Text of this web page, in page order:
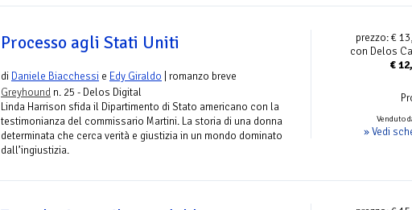
prezzo:€
con Delos
€
Venduto
» Vedi
Processo agli Stati Uniti
di Daniele Biacchessi e Edy Giraldo | romanzo breve
Greyhound n. 25 - Delos Digital
Linda Harrison sfida il Dipartimento di Stato americano con la
testimonianza del commissario Martini. La storia di una donna
determinata che cerca verità e giustizia in un mondo dominato
dall’ingiustizia.